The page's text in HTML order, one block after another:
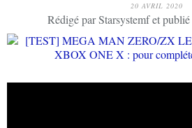
20 AVRIL 2020
Rédigé par Starsystemf et